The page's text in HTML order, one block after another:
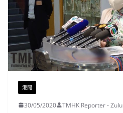
港聞
30/05/2020 TMHK Reporter - Zulu